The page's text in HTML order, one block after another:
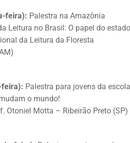
feira): Palestra na Amazônia
Leitura no Brasil: O papel do
da Leitura da Floresta
feira): Palestra para jovens da
o mundo!
Otoniel Motta – Ribeirão Preto (SP)